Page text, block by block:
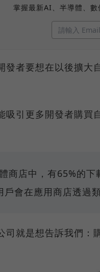
掌握最新AI、半導體、
發者要想在以後擴大
吸引更多開發者購買
商店中，有65%的
會在應用商店透過
司就是想告訴我們：